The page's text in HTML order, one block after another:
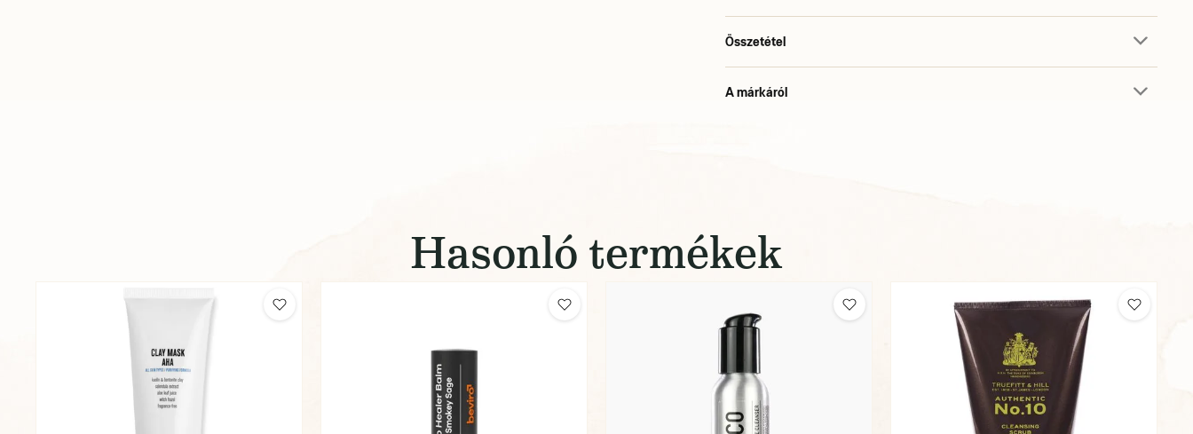
Összetétel
A márkáról
Hasonló termékek